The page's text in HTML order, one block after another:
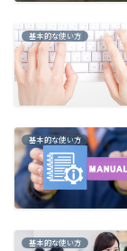
基本的な使い方
基本的な使い方
基本的な使い方